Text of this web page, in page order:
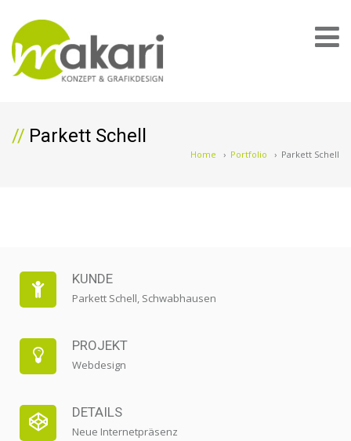
Parkett Schell
Home › Portfolio › Parkett Schell
KUNDE
Parkett Schell, Schwabhausen
PROJEKT
Webdesign
DETAILS
Neue Internetpräsenz